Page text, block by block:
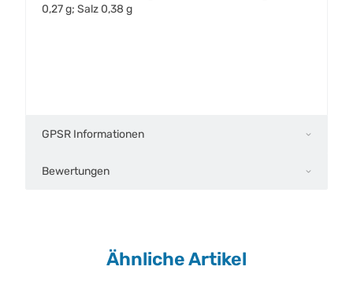
0,27 g; Salz 0,38 g
GPSR Informationen
Bewertungen
Ähnliche Artikel